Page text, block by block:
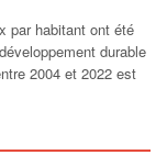
par habitant ont été
durable
2004 et 2022 est